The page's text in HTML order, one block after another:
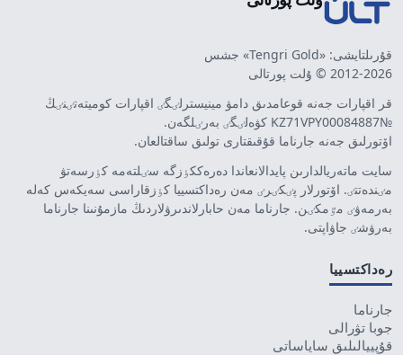
قۇرىلتايشى: «Tengri Gold» جشس
2012-2026 © ۇلت پورتالى
قر اقپارات جەنە قوعامدىق دامۋ مينيسترلٸگٸ اقپارات كوميتەتٸنٸڭ
№KZ71VPY00084887 كۋەلٸگٸ بەرٸلگەن.
اۆتورلىق جەنە جارناما قۇقىقتارى تولىق ساقتالعان.
سايت ماتەريالدارىن پايدالانعاندا دەرەككٶزگە سٸلتەمە كٶرسەتۋ
مٸندەتتٸ. اۆتورلار پٸكٸرٸ مەن رەداكتسييا كٶزقاراسى سەيكەس كەلە
بەرمەۋٸ مٷمكٸن. جارناما مەن حابارلاندىرۋلاردىڭ مازمۇنىنا جارناما
بەرۋشٸ جاۋاپتى.
رەداكتسييا
جارناما
جوبا تۋرالى
قۇپييالىلىق ساياساتى